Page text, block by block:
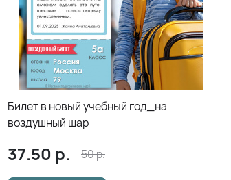
Билет в новый учебный год_на
воздушный шар
37.50 р. 50р.